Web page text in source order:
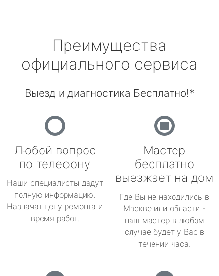
Преимущества
официального сервиса
Выезд и диагностика Бесплатно!*
Любой вопрос
по телефону
Наши специалисты дадут
полную информацию.
Назначат цену ремонта и
время работ.
Мастер
бесплатно
выезжает на дом
Где Вы не находились в
Москве или области -
наш мастер в любом
случае будет у Вас в
течении часа.